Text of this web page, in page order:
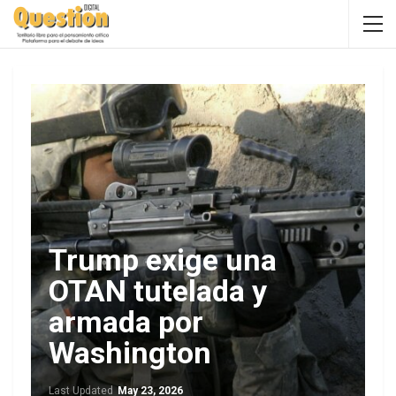
Trump exige una
OTAN tutelada y
armada por
Washington
Last Updated May 23, 2026